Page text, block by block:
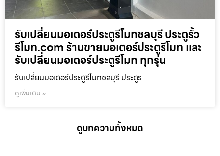
รับเปลี่ยนมอเตอร์ประตูรีโมทชลบุรี ประตูรั้ว
รีโมท.com ร้านขายมอเตอร์ประตูรีโมท และ
รับเปลี่ยนมอเตอร์ประตูรีโมท ทุกรุ่น
รับเปลี่ยนมอเตอร์ประตูรีโมทชลบุรี ประตูร
ดูเพิ่มเติม »
ดูบทความทั้งหมด